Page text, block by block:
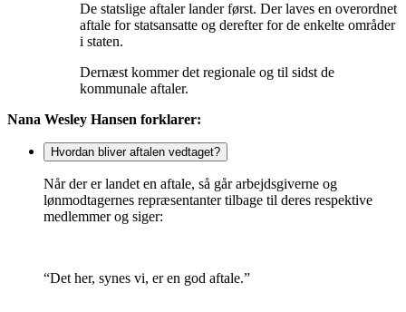
De statslige aftaler lander først. Der laves en overordnet
aftale for statsansatte og derefter for de enkelte områder
i staten.
Dernæst kommer det regionale og til sidst de
kommunale aftaler.
Nana Wesley Hansen forklarer:
Hvordan bliver aftalen vedtaget?
Når der er landet en aftale, så går arbejdsgiverne og
lønmodtagernes repræsentanter tilbage til deres respektive
medlemmer og siger:
“Det her, synes vi, er en god aftale.”